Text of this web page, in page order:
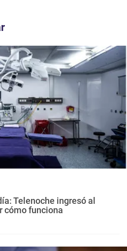
Telenoche ingresó al
cómo funciona